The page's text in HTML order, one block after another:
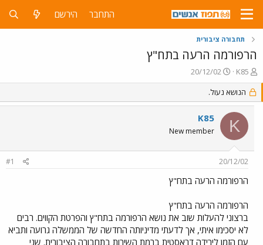
התחבר הירשם
תחבורה ציבורית
הרפורמה הרעה בתח"ץ
פ
ו
ת
ח
נ
K85
פ
ו
ר
ס
ב
ת
י
ך
20/12/02
הנושא נעול.
K
K85
New member
20/12/02
#1
הרפורמה הרעה בתח"ץ
הרפורמה הרעה בתח"ץ
ברצוני להעלות שוב את נושא הרפורמה בתח"ץ והפרטת הקווים. רבים
לא יסכימו איתי, אך לדעתי מדיניותה החדשה של הממשלה גרועה ותביא
עם הזמן לירידה דראסטית ברמת השירות בתחבורה הציבורית. שני